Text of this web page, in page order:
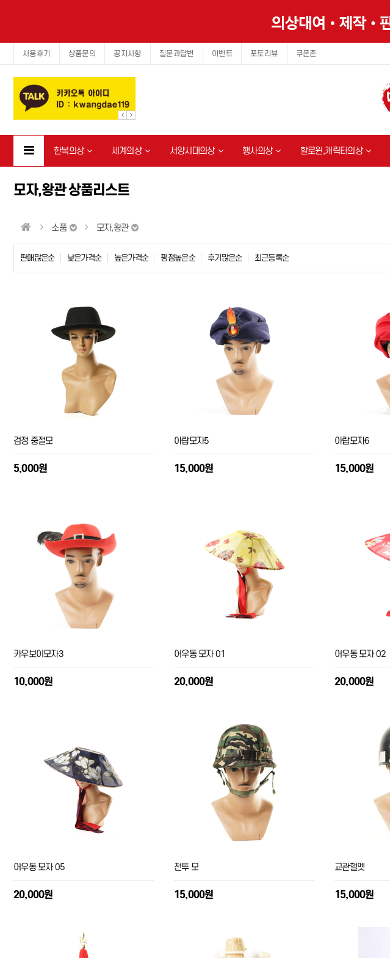
사용후기 상품문의 공지사항 질문과답변 이벤트 포토리뷰 쿠폰존
한복의상 세계의상 서양시대의상 행사의상 할로윈,캐릭터의상
모자,왕관 상품리스트
소품 모자,왕관
판매많은순 낮은가격순 높은가격순 평점높은순 후기많은순 최근등록순
검정 중절모
5,000원
아랍모자5
15,000원
아랍모자6
15,000원
카우보이모자3
10,000원
어우동 모자 01
20,000원
어우동 모자 02
20,000원
어우동 모자 05
20,000원
전투 모
15,000원
교관핼멧
15,000원